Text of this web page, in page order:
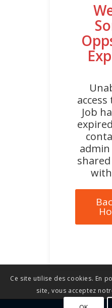
Job
Ce site utilise des cookies. En
site, vous acceptez